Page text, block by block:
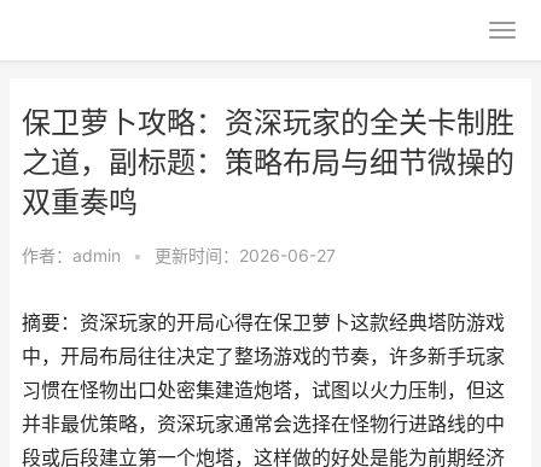
保卫萝卜攻略：资深玩家的全关卡制胜
之道，副标题：策略布局与细节微操的
双重奏鸣
作者： admin • 更新时间：2026-06-27
摘要：资深玩家的开局心得在保卫萝卜这款经典塔防游戏
中，开局布局往往决定了整场游戏的节奏，许多新手玩家
习惯在怪物出口处密集建造炮塔，试图以火力压制，但这
并非最优策略，资深玩家通常会选择在怪物行进路线的中
段或后段建立第一个炮塔，这样做的好处是能为前期经济